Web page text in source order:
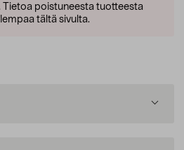
Tietoa poistuneesta tuotteesta
tältä sivulta.